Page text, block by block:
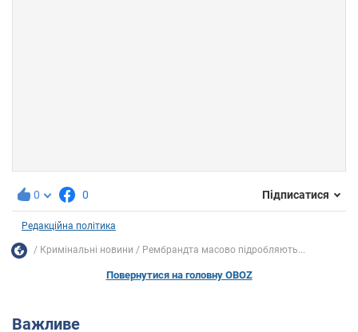
0 0 Підписатися
Редакційна політика
Кримінальні новини Рембрандта масово підробляють...
Повернутися на головну OBOZ
Важливе